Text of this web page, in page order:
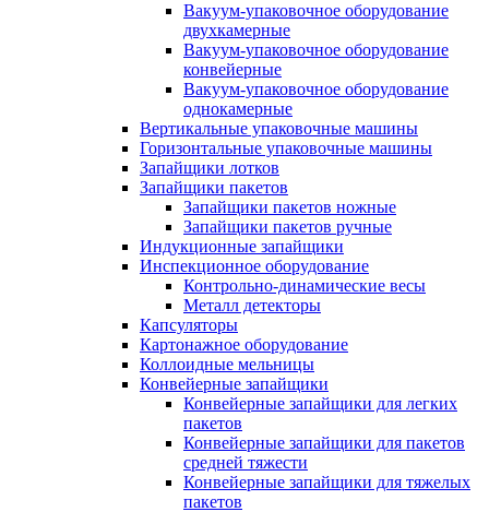
Вакуум-упаковочное оборудование
двухкамерные
Вакуум-упаковочное оборудование
конвейерные
Вакуум-упаковочное оборудование
однокамерные
Вертикальные упаковочные машины
Горизонтальные упаковочные машины
Запайщики лотков
Запайщики пакетов
Запайщики пакетов ножные
Запайщики пакетов ручные
Индукционные запайщики
Инспекционное оборудование
Контрольно-динамические весы
Металл детекторы
Капсуляторы
Картонажное оборудование
Коллоидные мельницы
Конвейерные запайщики
Конвейерные запайщики для легких
пакетов
Конвейерные запайщики для пакетов
средней тяжести
Конвейерные запайщики для тяжелых
пакетов